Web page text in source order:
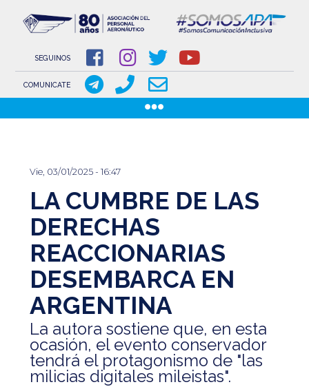
principal
SEGUINOS
COMUNICATE
Vie, 03/01/2025 - 16:47
LA CUMBRE DE LAS
DERECHAS
REACCIONARIAS
DESEMBARCA EN
ARGENTINA
La autora sostiene que, en esta
ocasión, el evento conservador
tendrá el protagonismo de "las
milicias digitales mileistas".
NOVEDADES
NOTICIAS
COMUNICACIONES
COMUNICACIONES DE LOS GREMIOS AERONÁUTICOS
INSTITUCIONAL
SOBRE APA
COMISIÓN DIRECTIVA
www.aeronauticosapa.org.ar
Apa Aeronauticos
t.me/canal_APA
@apaeronauticos
(011) 4823 0294
@apa_oficial